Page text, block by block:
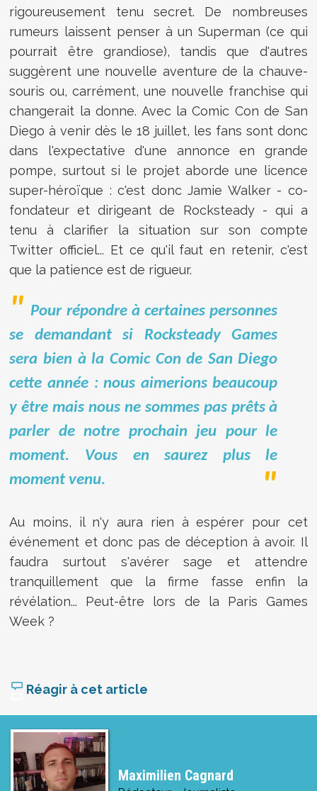
rigoureusement tenu secret. De nombreuses
rumeurs laissent penser à un Superman (ce qui
pourrait être grandiose), tandis que d'autres
suggèrent une nouvelle aventure de la chauve-
souris ou, carrément, une nouvelle franchise qui
changerait la donne. Avec la Comic Con de San
Diego à venir dès le 18 juillet, les fans sont donc
dans l'expectative d'une annonce en grande
pompe, surtout si le projet aborde une licence
super-héroïque : c'est donc Jamie Walker - co-
fondateur et dirigeant de Rocksteady - qui a
tenu à clarifier la situation sur son compte
Twitter officiel... Et ce qu'il faut en retenir, c'est
que la patience est de rigueur.
Pour répondre à certaines personnes
se demandant si Rocksteady Games
sera bien à la Comic Con de San Diego
cette année : nous aimerions beaucoup
y être mais nous ne sommes pas prêts à
parler de notre prochain jeu pour le
moment. Vous en saurez plus le
moment venu.
Au moins, il n'y aura rien à espérer pour cet
événement et donc pas de déception à avoir. Il
faudra surtout s'avérer sage et attendre
tranquillement que la firme fasse enfin la
révélation... Peut-être lors de la Paris Games
Week ?
Réagir à cet article
Maximilien Cagnard